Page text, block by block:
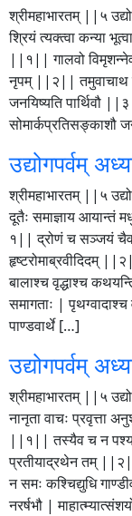
श्रीमहाभारतम् ||५
श्रियं त्यक्त्वा कन्या
||१|| गालवो विमृशन्नेव
नृपम् ||२|| तमुवाचाथ
जनयिष्यति पार्थिवौ
उद्योगपर्वम्
श्रीमहाभारतम् ||५
दूतैः समाज्ञाय आयान्तं
१|| द्रोणं च सञ्जयं चैव
हृष्टरोमाब्रवीदिदम्
बालाश्च वृद्धाश्च
समागताः |
पाण्डवार्थे […]
उद्योगपर्वम्
श्रीमहाभारतम् ||५
नानृता वाचः प्रवृत्ता
||१|| तस्यैव च न
प्रतीयाद्रथेन तम् ||२||
न समः कश्चिद्युधि
नरर्षभौ |